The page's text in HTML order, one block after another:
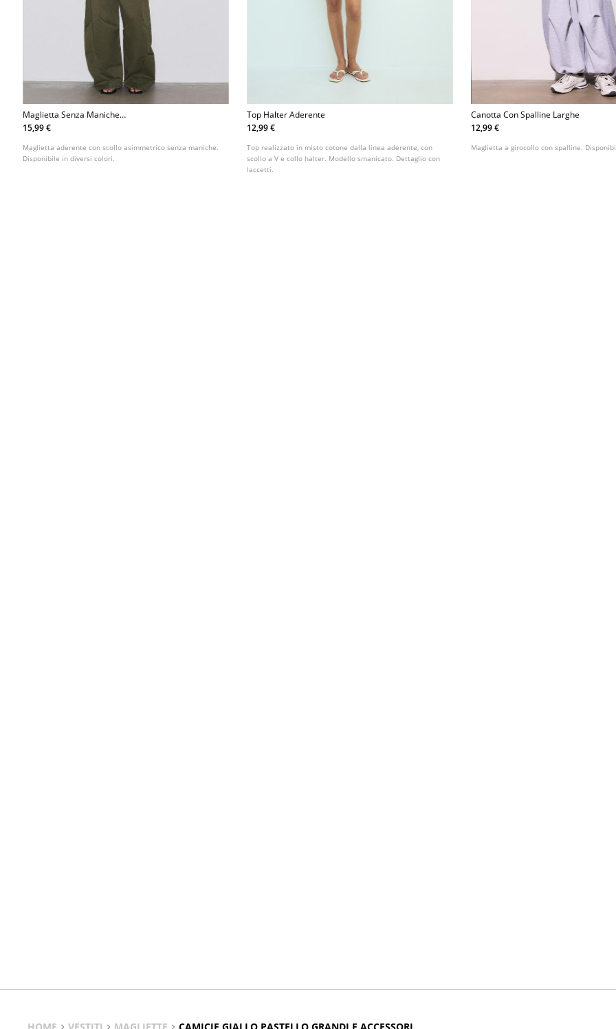
Maglietta Senza Maniche
Multiposizione
15,99 €
Maglietta aderente con scollo asimmetrico senza maniche.
Disponibile in diversi colori.
Top Halter Aderente
12,99 €
Top realizzato in misto cotone dalla linea aderente, con
scollo a V e collo halter. Modello smanicato. Dettaglio con
laccetti.
Canotta Con Spalline Larghe
12,99 €
Maglietta a girocollo con spalline.